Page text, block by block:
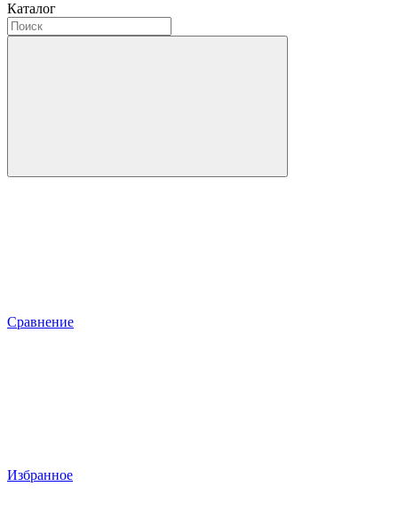
Каталог
Сравнение
Избранное